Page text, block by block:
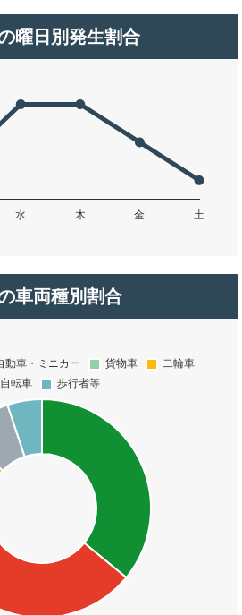
曜日別発生割合
車両種別割合